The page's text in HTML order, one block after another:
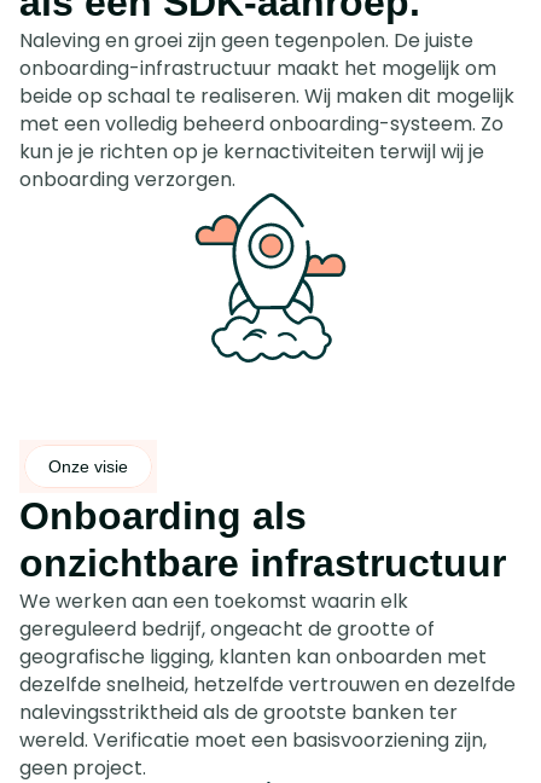
b
e
r
e
k
t
.
e
g
d
.
v
e
r
h
e
a
d
t
e
n
z
o
n
e
r
u
i
e
n
g
a
a
n
n
o
o
o
r
d
e
h
c
l
u
s
.
Naleving en groei zijn geen tegenpolen. De juiste
onboarding-infrastructuur maakt het mogelijk om
beide op schaal te realiseren. Wij maken dit mogelijk
met een volledig beheerd onboarding-systeem. Zo
kun je je richten op je kernactiviteiten terwijl wij je
onboarding verzorgen.
Onze visie
Onboarding als
onzichtbare infrastructuur
We werken aan een toekomst waarin elk
gereguleerd bedrijf, ongeacht de grootte of
geografische ligging, klanten kan onboarden met
dezelfde snelheid, hetzelfde vertrouwen en dezelfde
nalevingsstriktheid als de grootste banken ter
wereld. Verificatie moet een basisvoorziening zijn,
geen project.